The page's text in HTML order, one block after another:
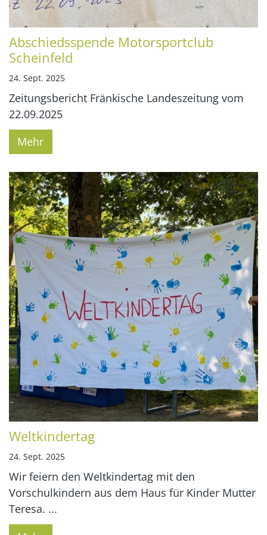
Abschiedsspende Motorsportclub
Scheinfeld
24. Sept. 2025
Zeitungsbericht Fränkische Landeszeitung vom
22.09.2025
Mehr
Weltkindertag
24. Sept. 2025
Wir feiern den Weltkindertag mit den
Vorschulkindern aus dem Haus für Kinder Mutter
Teresa. ...